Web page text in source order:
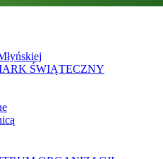
ŚWIĄTECZNY